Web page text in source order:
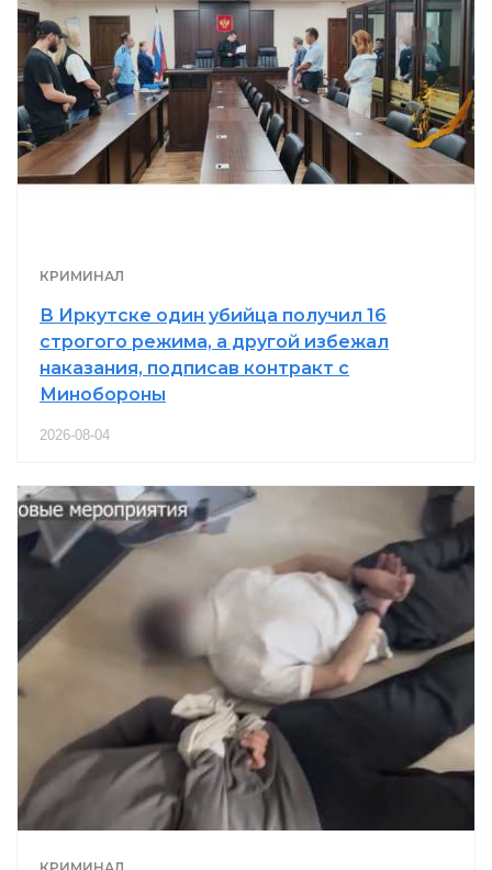
КРИМИНАЛ
В Иркутске один убийца получил 16
строгого режима, а другой избежал
наказания, подписав контракт с
Минобороны
2026-08-04